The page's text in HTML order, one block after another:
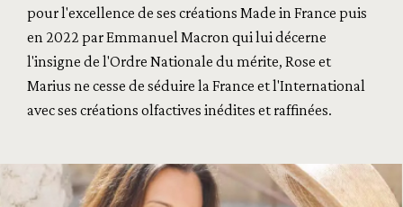
pour l'excellence de ses créations Made in France puis
en 2022 par Emmanuel Macron qui lui décerne
l'insigne de l'Ordre Nationale du mérite, Rose et
Marius ne cesse de séduire la France et l'International
avec ses créations olfactives inédites et raffinées.